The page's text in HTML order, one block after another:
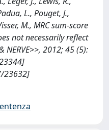
L., Pouget, J.,
M., MRC sum-score
not necessarily reflect
NERVE>>, 2012; 45 (5):
23632]